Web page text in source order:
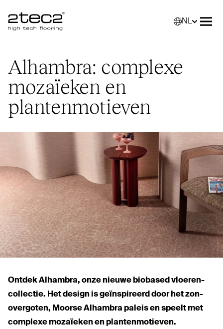
Primary
NL
Alhambra: complexe
mozaïeken en
plantenmotieven
Ontdek Alhambra, onze nieuwe biobased vloe­ren­
collectie. Het design is geïn­spireerd door het zon­
overgoten, Moorse Alhambra paleis en speelt met
complexe mozaïeken en plantenmotieven.